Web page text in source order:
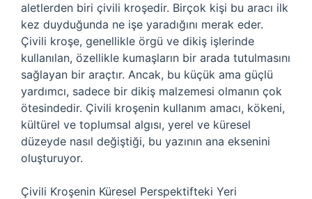
aletlerden biri çivili kroşedir. Birçok kişi bu aracı ilk
kez duyduğunda ne işe yaradığını merak eder.
Çivili kroşe, genellikle örgü ve dikiş işlerinde
kullanılan, özellikle kumaşların bir arada tutulmasını
sağlayan bir araçtır. Ancak, bu küçük ama güçlü
yardımcı, sadece bir dikiş malzemesi olmanın çok
ötesindedir. Çivili kroşenin kullanım amacı, kökeni,
kültürel ve toplumsal algısı, yerel ve küresel
düzeyde nasıl değiştiği, bu yazının ana eksenini
oluşturuyor.
Çivili Kroşenin Küresel Perspektifteki Yeri